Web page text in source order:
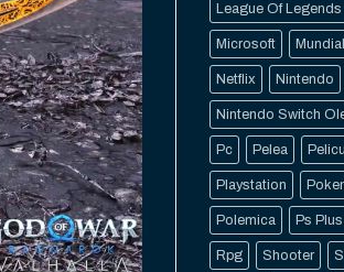
League Of Legends
Microsoft Mundial
Netflix Nintendo
Nintendo Switch
Pc Pelea
Playstation
Polemica Ps Plus
Rpg Shooter